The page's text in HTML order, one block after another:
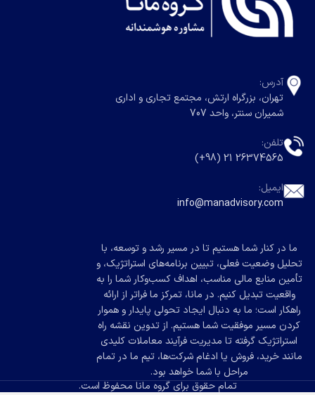
آدرس:
تهران، بزرگراه ارتش، مجتمع تجاری و اداری
شمیران سنتر، واحد 707
تلفن:
26374565 21 (98+)
ایمیل:
info@manadvisory.com
ما در کنار شما هستیم تا در مسیر رشد و توسعه، با
تحلیل وضعیت فعلی، تبیین برنامه‌های استراتژیک، و
تأمین منابع مالی مناسب، اهداف کسب‌وکار شما را به
واقعیت تبدیل کنیم. در مانا، تمرکز ما فراتر از ارائه
راهکار است؛ ما به دنبال ایجاد تحولی پایدار و هموار
کردن مسیر موفقیت شما هستیم. از تدوین نقشه راه
استراتژیک گرفته تا مدیریت فرآیند معاملات کلیدی
مانند خرید، فروش یا ادغام شرکت‌ها، تیم ما در تمام
مراحل با شما خواهد بود.
تمام حقوق برای گروه مانا محفوظ است.